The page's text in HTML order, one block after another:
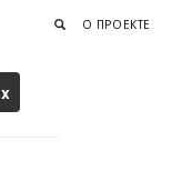
О ПРОЕКТЕ